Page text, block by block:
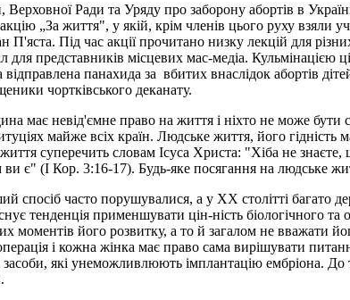
Ради та Уряду про заборону абортів в
„За життя", у якій, крім членів цього руху взяли
П'яста. Під час акції прочитано низку лекцій для
для представників місцевих мас-медіа. Кульмінацією
панахида за вбитих внаслідок абортів
чортківського деканату.
має невід'ємне право на життя і ніхто не може
майже всіх країн. Людське життя, його
суперечить словам Ісуса Христа: "Хіба не
(І Кор. 3:16-17). Будь-яке посягання на людське
часто порушувалися, а у XX столітті багато
тенденція применшувати цін-ність біологічного
його розвитку, а то й загалом не вважати
і кожна жінка має право сама вирішувати
які унеможливлюють імплантацію ембріона. До